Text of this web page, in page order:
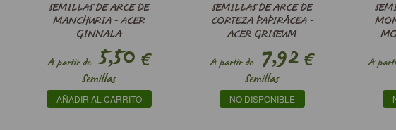
SEMILLAS DE ARCE DE
MANCHURIA - ACER
GINNALA
A partir de5,50 €
Semillas
AÑADIR AL CARRITO
SEMILLAS DE ARCE DE
CORTEZA PAPIRÁCEA -
ACER GRISEUM
A partir de7,92 €
Semillas
NO DISPONIBLE
A